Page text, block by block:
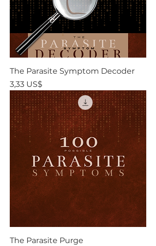
The Parasite Symptom Decoder
Precio
3,33 US$
The Parasite Purge